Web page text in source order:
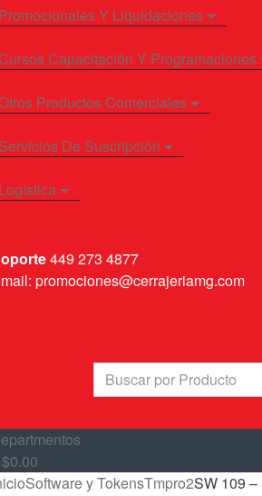
Promocionales Y Liquidaciones
Cursos Capacitación Y Programaciones
Productos Comerciales
Servicios De Suscripción
Logística
449 273 4877
promociones@cerrajeriamg.com
$0.00
Software y TokensTmpro2SW 109